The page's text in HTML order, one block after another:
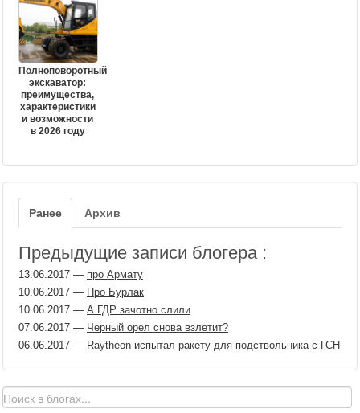
Полноповоротный
экскаватор:
преимущества,
характеристики
и возможности
в 2026 году
Ранее Архив
Предыдущие записи блогера :
13.06.2017 — про Армату
10.06.2017 — Про Бурлак
10.06.2017 — А ГДР зачотно слили
07.06.2017 — Черный орел снова взлетит?
06.06.2017 — Raytheon испытал ракету для подствольника с ГСН